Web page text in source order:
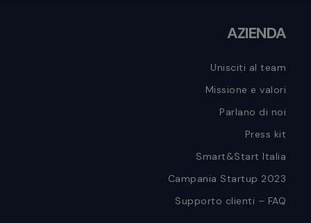
AZIENDA
Unisciti al team
Missione e valori
Parlano di noi
Press kit
Smart&Start Italia
Campania Startup 2023
Supporto clienti – FAQ